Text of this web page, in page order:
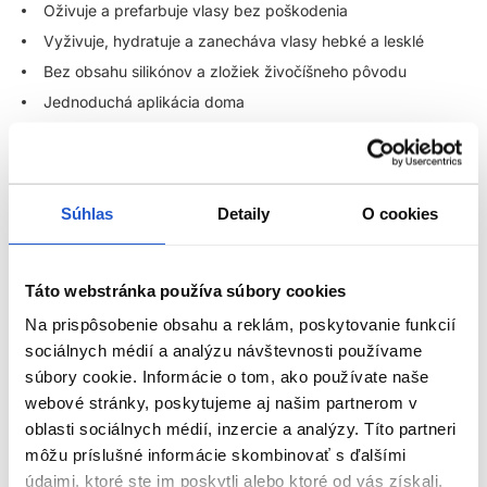
Súhlas Detaily O cookies
Táto webstránka používa súbory cookies
Na prispôsobenie obsahu a reklám, poskytovanie funkcií
sociálnych médií a analýzu návštevnosti používame
súbory cookie. Informácie o tom, ako používate naše
webové stránky, poskytujeme aj našim partnerom v
oblasti sociálnych médií, inzercie a analýzy. Títo partneri
môžu príslušné informácie skombinovať s ďalšími
údajmi, ktoré ste im poskytli alebo ktoré od vás získali,
Oživuje a prefarbuje vlasy bez poškodenia
Vyživuje, hydratuje a zanecháva vlasy hebké a lesklé
Bez obsahu silikónov a zložiek živočíšneho pôvodu
Jednoduchá aplikácia doma
Wella Professionals Color Fresh farebná maska na vlasy –
Hľadáte jednoduchý spôsob, ako si doma
ObjavteWella ProfessionalsColor Fresh Mask
pigmentovanú farbiacu masku na vlasy
, ktorá kombinuje
regeneračnú starostlivosť s jemným tónovaním. Ideálna voľba
pre všetkých, ktorí chcú farbu vlasov osviežiť medzi návštevami
kaderníka, vyskúšať nový odtieň bez záväzkov, alebo si len
dopriaťvýživnú masku s jemným farebným efektom.
Čo je Wella Color Fresh maska?
ZOBRAZIŤ VIAC